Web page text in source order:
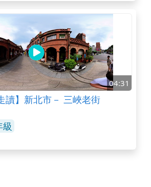
04:31
讀】新北市－ 三峽老街
級